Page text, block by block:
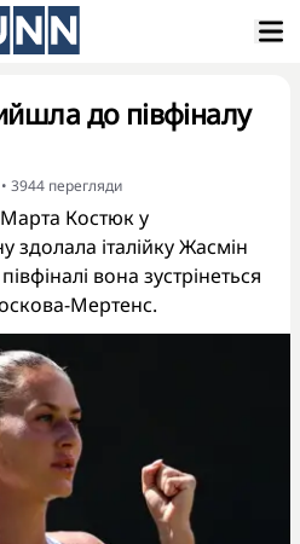
до півфіналу
• 3944 перегляди
Марта Костюк у
здолала італійку Жасмін
вона зустрінеться
Мертенс.